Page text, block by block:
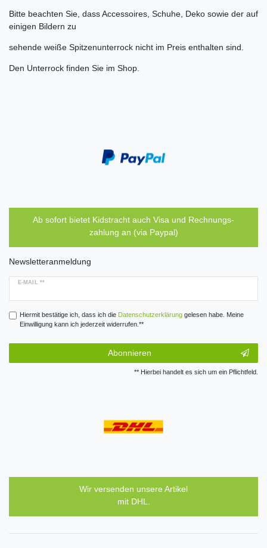
Bitte beachten Sie, dass Accessoires, Schuhe, Deko sowie der auf
einigen Bildern zu
sehende weiße Spitzenunterrock nicht im Preis enthalten sind.
Den Unterrock finden Sie im Shop.
Ab sofort bietet Kidstracht auch Visa und Rechnungs-
zahlung an (via Paypal)
Newsletteranmeldung
E-MAIL **
Hiermit bestätige ich, dass ich die Daten­schutz­erklärunggelesen habe. Meine
Einwilligung kann ich jederzeit widerrufen.**
Abonnieren
** Hierbei handelt es sich um ein Pflichtfeld.
Wir versenden unsere Artikel
mit DHL.